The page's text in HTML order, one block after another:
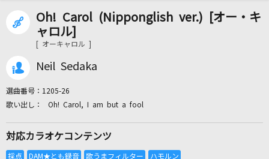
カラオケ検索
カラオケリクエスト
Oh! Carol (Nipponglish ver.) [オー・キ
ャロル]
[ オーキャロル ]
Neil Sedaka
選曲番号： 1205-26
Oh! Carol, I am but a fool
対応カラオケコンテンツ